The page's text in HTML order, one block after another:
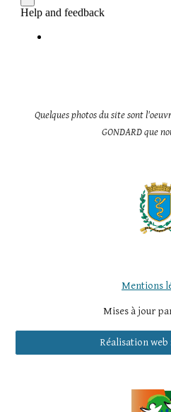
Quelques photos du site sont
GONDARD que
Mentions
Mises à jour
Réalisation